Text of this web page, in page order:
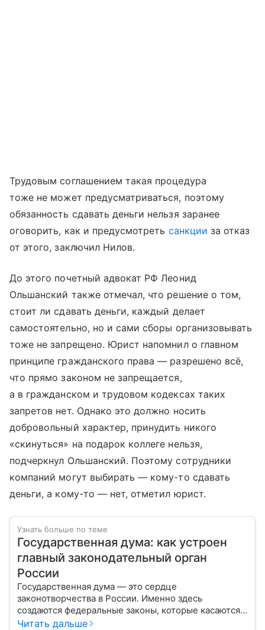
Трудовым соглашением такая процедура
тоже не может предусматриваться, поэтому
обязанность сдавать деньги нельзя заранее
оговорить, как и предусмотреть санкции за отказ
от этого, заключил Нилов.
До этого почетный адвокат РФ Леонид
Ольшанский также отмечал, что решение о том,
стоит ли сдавать деньги, каждый делает
самостоятельно, но и сами сборы организовывать
тоже не запрещено. Юрист напомнил о главном
принципе гражданского права — разрешено всё,
что прямо законом не запрещается,
а в гражданском и трудовом кодексах таких
запретов нет. Однако это должно носить
добровольный характер, принудить никого
«скинуться» на подарок коллеге нельзя,
подчеркнул Ольшанский. Поэтому сотрудники
компаний могут выбирать — кому-то сдавать
деньги, а кому-то — нет, отметил юрист.
Узнать больше по теме
Государственная дума: как устроен
главный законодательный орган
России
Государственная дума — это сердце
законотворчества в России. Именно здесь
создаются федеральные законы, которые касаются
жизни каждого гражданина: от образования и
Читать дальше